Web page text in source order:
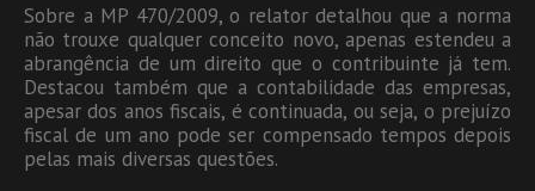
Sobre a MP 470/2009, o relator detalhou que a norma
não trouxe qualquer conceito novo, apenas estendeu a
abrangência de um direito que o contribuinte já tem.
Destacou também que a contabilidade das empresas,
apesar dos anos fiscais, é continuada, ou seja, o prejuízo
fiscal de um ano pode ser compensado tempos depois
pelas mais diversas questões.